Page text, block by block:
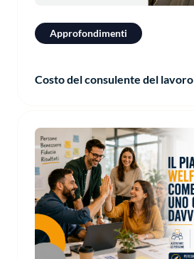
Approfondimenti
Costo del consulente del lavoro